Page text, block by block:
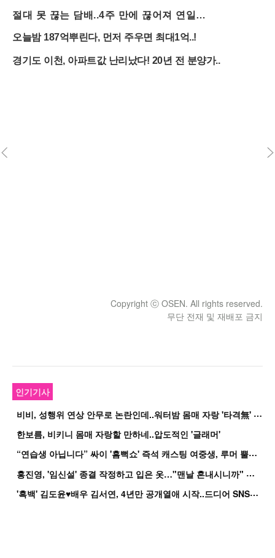
Copyright ⓒ OSEN. All rights reserved.
무단 전재 및 재배포 금지
인기기사
비
비, 성행위 연상 안무로 논란인데..워터밤 몸매 자랑 '타격無' 근황
한보름, 비키니 몸매 자랑할 만하네..압도적인 '글래머'
“
연습생 아닙니다” 싸이 '흠뻑쇼' 즉석 캐스팅 여중생, 루머 뿔났다[Oh!쎈 이...
홍
진영, '임신설' 종결 작정하고 입은 옷…"맨날 혼내시니까" 억울
'
흑백' 김도윤♥배우 김서연, 4년만 공개열애 시작..드디어 SNS에 노출 [핫피...